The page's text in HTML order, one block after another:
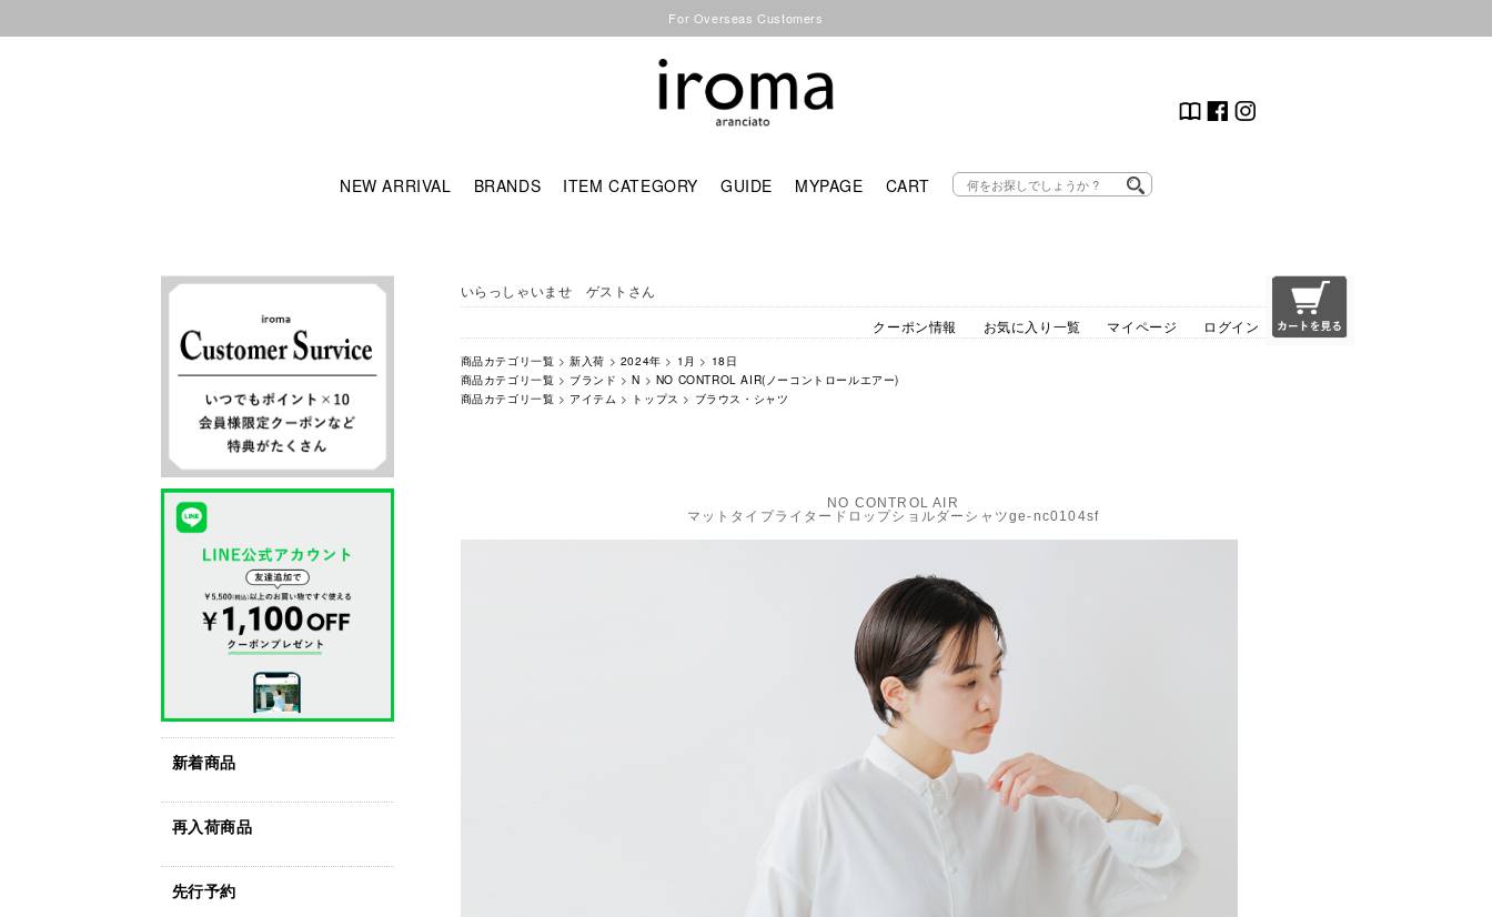
For Overseas Customers
NEW ARRIVAL BRANDS ITEM CATEGORY GUIDE MYPAGE CART
新着商品
再入荷商品
先行予約
いらっしゃいませ ゲストさん
クーポン情報
お気に入り一覧 マイページ ログイン
商品カテゴリ一覧 >新入荷 > 2024年 > 1月 > 18日
商品カテゴリ一覧 > ブランド >N > NO CONTROL AIR(ノーコントロールエアー)
商品カテゴリ一覧 > アイテム > トップス > ブラウス・シャツ
NO CONTROL AIR
マットタイプライタードロップショルダーシャツge-nc0104sf